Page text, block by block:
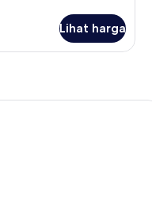
Lihat harga
Setiabudi by IHG